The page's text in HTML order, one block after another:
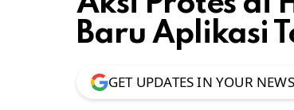
Baru Aplikasi
GET UPDATES IN YOUR